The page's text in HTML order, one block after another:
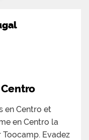
en Centro et
en Centro la
Evadez